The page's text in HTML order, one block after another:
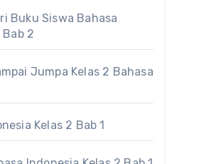
Buku Siswa Bahasa
2
Jumpa Kelas 2 Bahasa
Kelas 2 Bab 1